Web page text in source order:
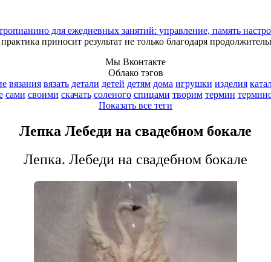
для ежедневных занятий: управление, память
приносит результат не только благодаря
Мы Вконтакте
Облако тэгов
вязания вязать детали детей детям дома игрушки изделия
сами своими скачать соленого спицами творим термин
Показать все теги
Лепка Лебеди на свадебном бокале
Лепка. Лебеди на свадебном бокале